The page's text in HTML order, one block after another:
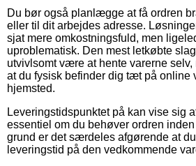
Du bør også planlægge at få ordren
eller til dit arbejdes adresse.
sjat mere omkostningsfuld, men
uproblematisk. Den mest letkøbte
utvivlsomt være at hente varerne selv,
at du fysisk befinder dig tæt på online
hjemsted.
Leveringstidspunktet på kan vise sig
essentiel om du behøver ordren
grund er det særdeles afgørende at
leveringstid på den vedkommende